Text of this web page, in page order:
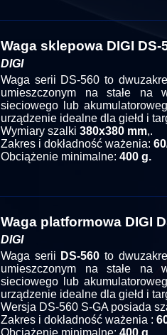
Waga sklepowa DIGI DS-
DIGI
Waga serii DS-560 to
umieszczonym na stałe na
sieciowego lub
urządzenie idealne dla giełd i
Wymiary szalki 380x380 mm,.
Zakres i dokładność ważenia:
Obciążenie minimalne: 400 g.
Waga platformowa DIGI
DIGI
Waga serii DS-560 to
umieszczonym na stałe na
sieciowego lub
urządzenie idealne dla giełd i
Wersja DS-560 S-GAposiada
Zakres i dokładność ważenia : 6
Obciążenie minimalne: 400 g.